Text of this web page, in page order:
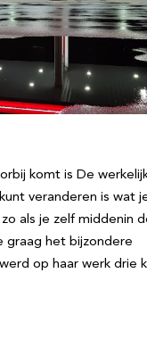
komt is De
veranderen is wat
als je zelf middenin
graag het bijzondere
op haar werk drie